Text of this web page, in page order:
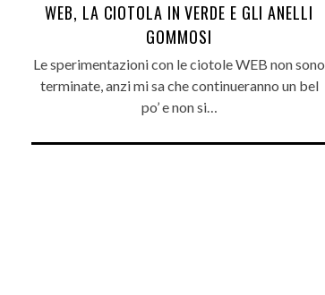
WEB, LA CIOTOLA IN VERDE E GLI ANELLI
GOMMOSI
Le sperimentazioni con le ciotole WEB non sono
terminate, anzi mi sa che continueranno un bel
po’ e non si…